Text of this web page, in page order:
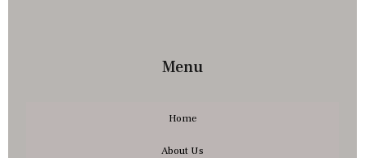
Menu
Home
About Us